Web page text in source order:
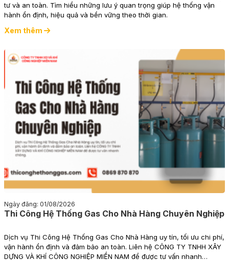
tư và an toàn. Tìm hiểu những lưu ý quan trọng giúp hệ thống vận
hành ổn định, hiệu quả và bền vững theo thời gian.
Xem thêm
Ngày đăng: 01/08/2026
Thi Công Hệ Thống Gas Cho Nhà Hàng Chuyên Nghiệp
Dịch vụ Thi Công Hệ Thống Gas Cho Nhà Hàng uy tín, tối ưu chi phí,
vận hành ổn định và đảm bảo an toàn. Liên hệ CÔNG TY TNHH XÂY
DỰNG VÀ KHÍ CÔNG NGHIỆP MIỀN NAM để được tư vấn nhanh